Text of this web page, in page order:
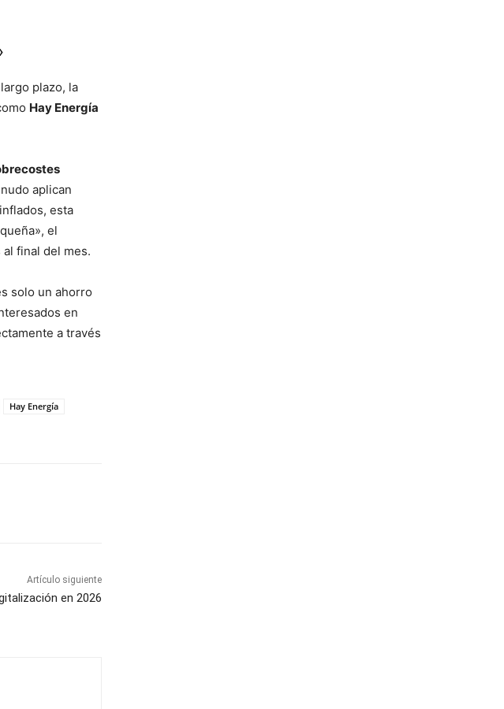
plazo, la
Hay Energía
aplican
esta
el
final del mes.
solo un ahorro
en
a través
Hay Energía
Artículo siguiente
en 2026